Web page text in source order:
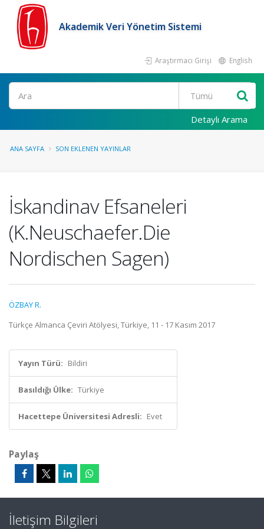
Akademik Veri Yönetim Sistemi
Araştırmacı Girişi English
Ara
Detaylı Arama
ANA SAYFA SON EKLENEN YAYINLAR
İskandinav Efsaneleri
(K.Neuschaefer.Die
Nordischen Sagen)
ÖZBAY R.
Türkçe Almanca Çeviri Atölyesi, Türkiye, 11 - 17 Kasım 2017
Yayın Türü: Bildiri
Basıldığı Ülke: Türkiye
Hacettepe Üniversitesi Adresli: Evet
Paylaş
İletişim Bilgileri